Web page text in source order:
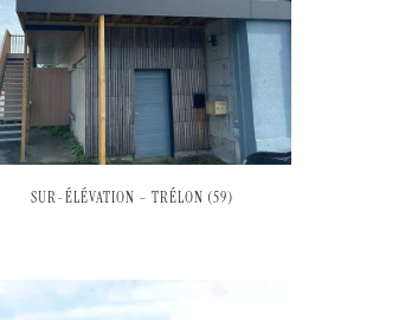
SUR-ÉLÉVATION – TRÉLON (59)